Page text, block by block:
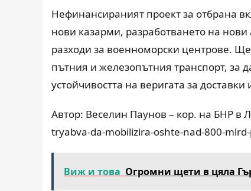
Нефинансираният проект за отбрана
нови казарми, разработването на
разходи за военноморски центрове.
пътния и железопътния транспорт, за
устойчивостта на веригата за
Автор: Веселин Паунов – кор. на БНР
tryabva-da-mobilizira-oshte-nad-800-
Виж и това Огромни щети в цяла